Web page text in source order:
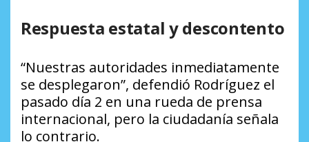
Respuesta estatal y descontento
“Nuestras autoridades inmediatamente
se desplegaron”, defendió Rodríguez el
pasado día 2 en una rueda de prensa
internacional, pero la ciudadanía señala
lo contrario.